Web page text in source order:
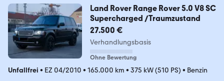
Land Rover Range Rover 5.0 V8 SC
Supercharged /Traumzustand
27.500 €
Verhandlungsbasis
Ohne Bewertung
Unfallfrei • EZ 04/2010 • 165.000 km • 375 kW (510 PS) • Benzin